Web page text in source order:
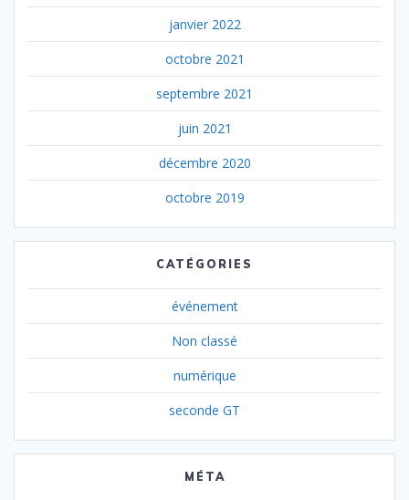
janvier 2022
octobre 2021
septembre 2021
juin 2021
décembre 2020
octobre 2019
CATÉGORIES
événement
Non classé
numérique
seconde GT
MÉTA